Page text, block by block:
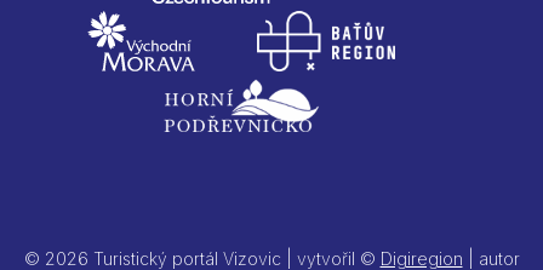
© 2026 Turistický portál Vizovic | vytvořil © Digiregion | autor